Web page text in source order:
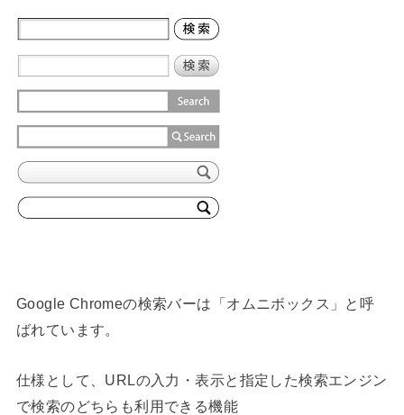
Google Chromeの検索バーは 「オムニボックス」 と呼
ばれています。
仕様として、 URLの入力・表示と指定した検索エンジン
で検索のどちらも利用できる機能